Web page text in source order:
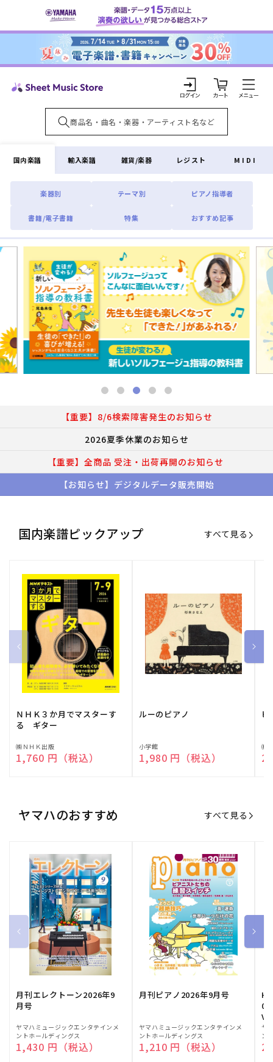
ンツに
ロ
グ
イ
ン
カ
ー
ト
国内楽譜
楽器別 テーマ別 ピアノ指導者
書籍/電子書籍 特集 おすすめ記事
輸入楽譜 雑貨/楽器 レジスト MIDI
【重要】8/6検索障害発生のお知らせ
2026夏季休業のお知らせ
【重要】全商品 受注・出荷再開のお知らせ
【お知らせ】デジタルデータ販売開始
国内楽譜ピックアップ すべて見る
ＮＨＫ３か月でマスターす
る ギター
販
売
㈱ＮＨＫ出版
通常価格
1,760 円（税込）
ルーのピアノ
販
売
小学館
通常価格
1,980 円（税込）
ピ
販
売
㈱
ヤマハのおすすめ すべて見る
月刊エレクトーン2026年9
月号
販
売
元:
ヤマハミュージックエンタテインメ
ントホールディングス
通常価格
1,430 円（税込）
月刊ピアノ2026年9月号
販
売
元:
ヤマハミュージックエンタテインメ
ントホールディングス
通常価格
1,210 円（税込）
販
売
元:
ヤ
ン